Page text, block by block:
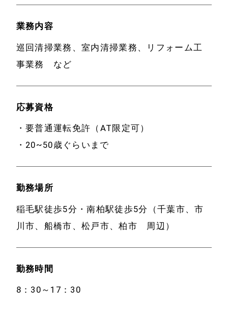
ホーム
業務内容
巡回清掃業務、室内清掃業務、リフォーム工
事業務 など
応募資格
・要普通運転免許（AT限定可）
・20~50歳ぐらいまで
勤務場所
稲毛駅徒歩5分・南柏駅徒歩5分（千葉市、市
川市、船橋市、松戸市、柏市 周辺）
勤務時間
8：30～17：30